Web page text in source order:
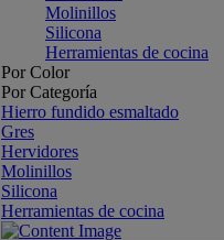
Molinillos
Silicona
Herramientas de cocina
Por Color
Por Categoría
Hierro fundido esmaltado
Gres
Hervidores
Molinillos
Silicona
Herramientas de cocina